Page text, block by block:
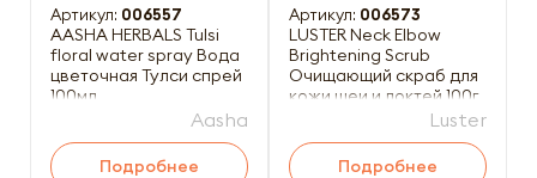
Артикул: 006557
AASHA HERBALS Tulsi
floral water spray Вода
цветочная Тулси спрей
100мл
Aasha
Подробнее
Артикул: 006573
LUSTER Neck Elbow
Brightening Scrub
Очищающий скраб для
кожи шеи и локтей 100г
Luster
Подробнее